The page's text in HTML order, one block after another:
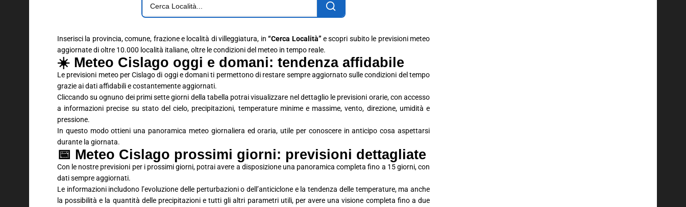
Inserisci la provincia, comune, frazione e località di villeggiatura, in“Cerca Località” e scopri subito le previsioni meteo
aggiornate di oltre 10.000 località italiane, oltre le condizioni del meteo in tempo reale.
☀️ Meteo Cislago oggi e domani: tendenza affidabile
Le previsioni meteo per Cislago di oggi e domani ti permettono di restare sempre aggiornato sulle condizioni del tempo
grazie ai dati affidabili e costantemente aggiornati.
Cliccando su ognuno dei primi sette giorni della tabella potrai visualizzare nel dettaglio le previsioni orarie, con accesso
a informazioni precise su stato del cielo, precipitazioni, temperature minime e massime, vento, direzione, umidità e
pressione.
In questo modo ottieni una panoramica meteo giornaliera ed oraria, utile per conoscere in anticipo cosa aspettarsi
durante la giornata.
📅 Meteo Cislago prossimi giorni: previsioni dettagliate
Con le nostre previsioni per i prossimi giorni, potrai avere a disposizione una panoramica completa fino a 15 giorni, con
dati sempre aggiornati.
Le informazioni includono l’evoluzione delle perturbazioni o dell’anticiclone e la tendenza delle temperature, ma anche
la possibilità e la quantità delle precipitazioni e tutti gli altri parametri utili, per avere una visione completa fino a due